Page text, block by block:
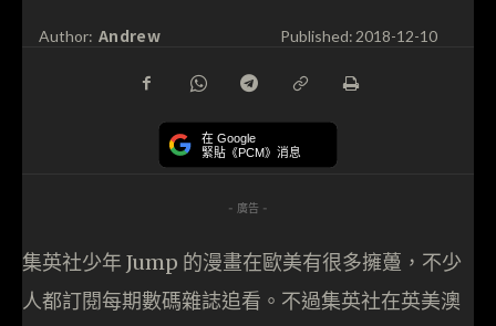
Author: Andrew Published:2018-12-10
在 Google
緊貼《PCM》消息
- 廣告 -
集英社少年 Jump 的漫畫在歐美有很多擁躉，不少
人都訂閱每期數碼雜誌追看。不過集英社在英美澳